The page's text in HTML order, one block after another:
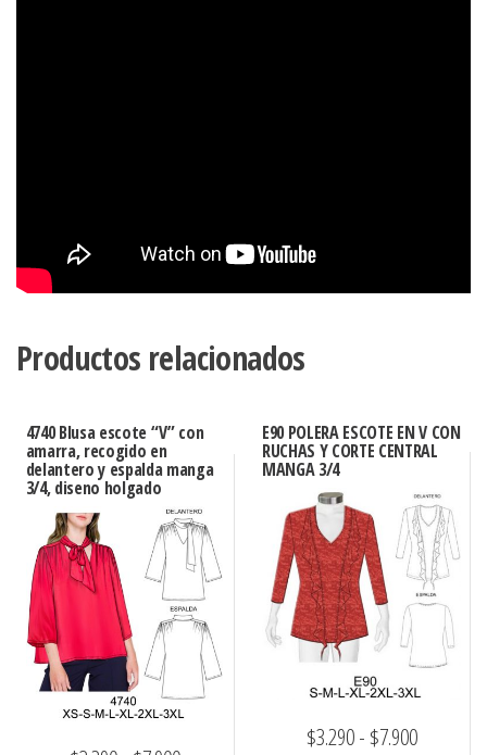
Productos relacionados
4740 Blusa escote “V” con
amarra, recogido en
delantero y espalda manga
3/4, diseno holgado
E90 POLERA ESCOTE EN V CON
RUCHAS Y CORTE CENTRAL
MANGA 3/4
$3.290- $7.900Rango